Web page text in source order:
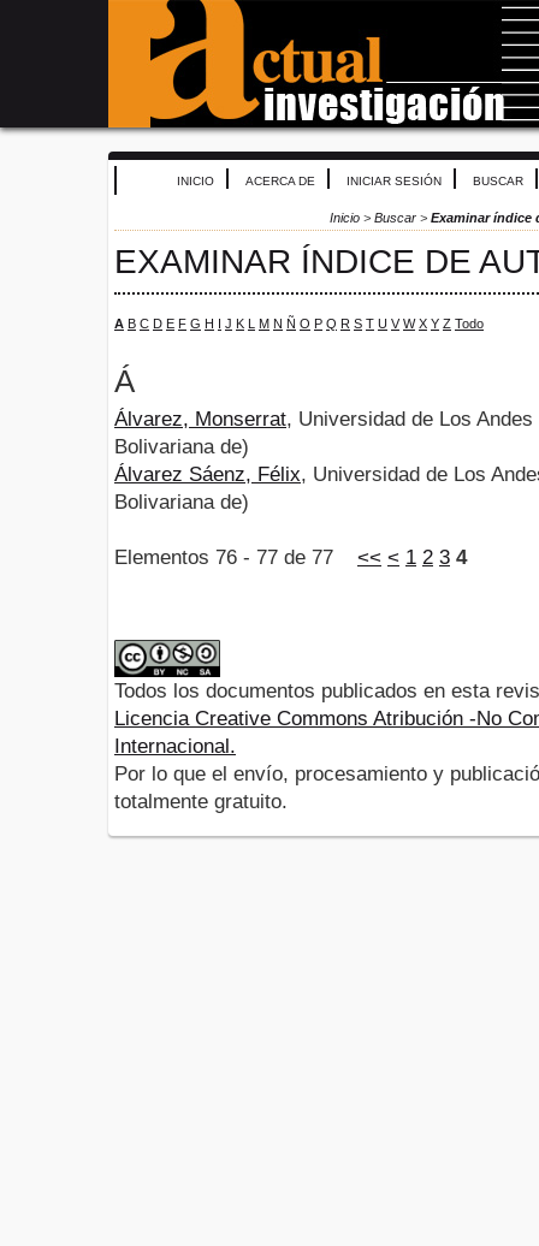
INICIO ACERCA DE INICIAR SESIÓN BUSCAR
Inicio > Buscar > Examinar índice
EXAMINAR ÍNDICE DE
A B C D E F G H I J K L M N Ñ O P Q R S T U V W X Y Z Todo
Á
Álvarez, Monserrat, Universidad de Los
Bolivariana de)
Álvarez Sáenz, Félix, Universidad de Los
Bolivariana de)
Elementos 76 - 77 de 77 << < 1 2 3 4
Todos los documentos publicados en esta
Licencia Creative Commons Atribución -No
Internacional.
Por lo que el envío, procesamiento y
totalmente gratuito.